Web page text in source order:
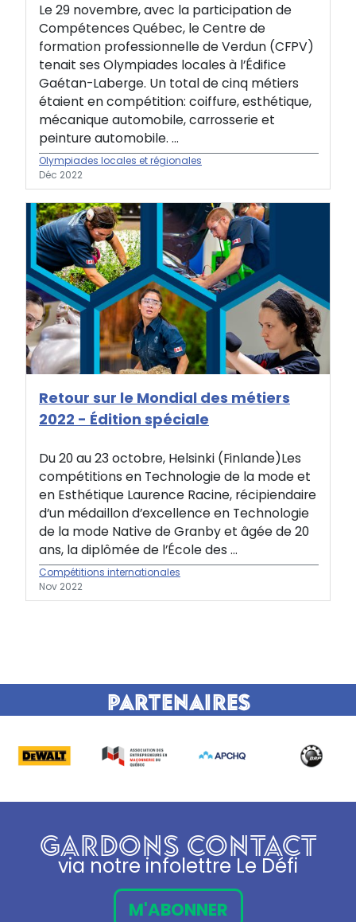
Le 29 novembre, avec la participation de
Compétences Québec, le Centre de
formation professionnelle de Verdun (CFPV)
tenait ses Olympiades locales à l’Édifice
Gaétan-Laberge. Un total de cinq métiers
étaient en compétition: coiffure, esthétique,
mécanique automobile, carrosserie et
peinture automobile. ...
Olympiades locales et régionales
Déc 2022
Retour sur le Mondial des métiers
2022 - Édition spéciale
Du 20 au 23 octobre, Helsinki (Finlande)Les
compétitions en Technologie de la mode et
en Esthétique Laurence Racine, récipiendaire
d’un médaillon d’excellence en Technologie
de la mode Native de Granby et âgée de 20
ans, la diplômée de l’École des ...
Compétitions internationales
Nov 2022
Partenaires
GARDONS CONTACT
via notre infolettre Le Défi
M'ABONNER